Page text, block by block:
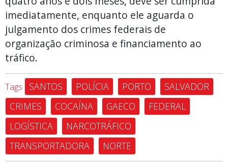
imediatamente, enquanto ele aguarda o
julgamento dos crimes federais de
organização criminosa e financiamento ao
tráfico.
Tags SANTOS POLÍCIA PORTO
SALVADOR
CRIMES
COCAÍNA GAECO
FEDERAL
LOGÍSTICA
NARCOTRÁFICO
TRANSPORTADORA
NORTE